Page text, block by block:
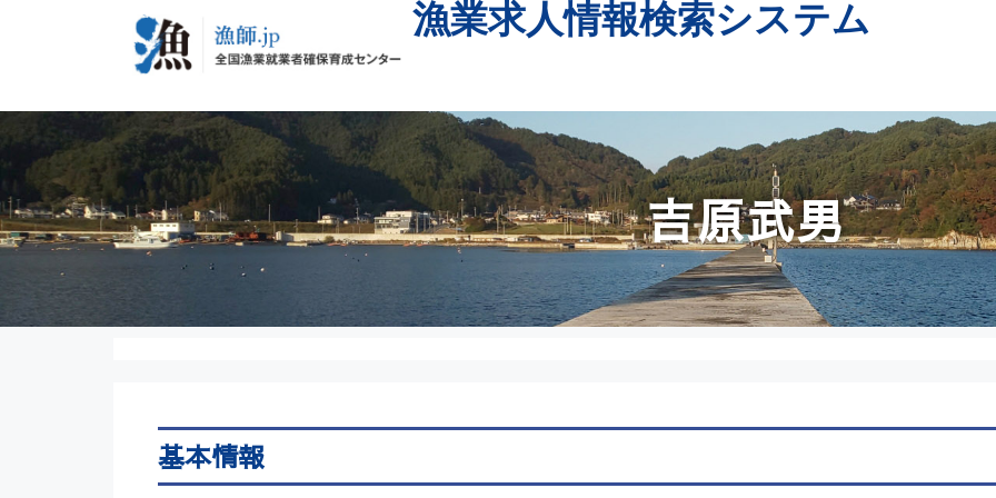
漁業求人情報検索システム
吉原武男
基本情報